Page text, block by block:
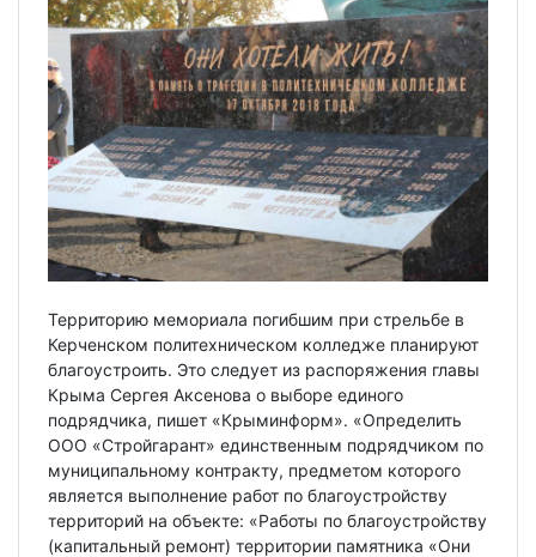
Территорию мемориала погибшим при стрельбе в
Керченском политехническом колледже планируют
благоустроить. Это следует из распоряжения главы
Крыма Сергея Аксенова о выборе единого
подрядчика, пишет «Крыминформ». «Определить
ООО «Стройгарант» единственным подрядчиком по
муниципальному контракту, предметом которого
является выполнение работ по благоустройству
территорий на объекте: «Работы по благоустройству
(капитальный ремонт) территории памятника «Они